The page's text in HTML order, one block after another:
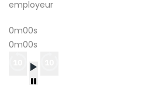
employeur
0m00s
0m00s